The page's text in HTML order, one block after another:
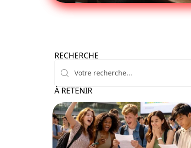
RECHERCHE
À RETENIR